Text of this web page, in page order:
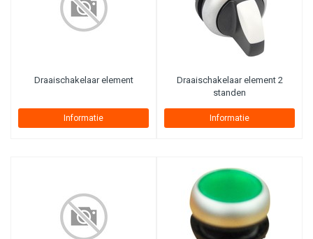
Draaischakelaar element
Informatie
Draaischakelaar element 2
standen
Informatie